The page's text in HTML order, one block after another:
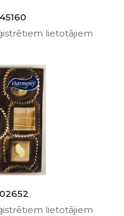
lietotājiem
lietotājiem